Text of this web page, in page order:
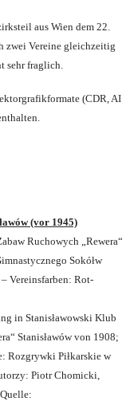
aus Wien dem 22.
zwei Vereine gleichzeitig
sehr fraglich.
(CDR, AI
(vor 1945)
Ruchowych „Rewera“
Sokółw
Vereinsfarben: Rot-
in Stanisławowski Klub
Stanisławów von 1908;
Rozgrywki Piłkarskie w
Piotr Chomicki,